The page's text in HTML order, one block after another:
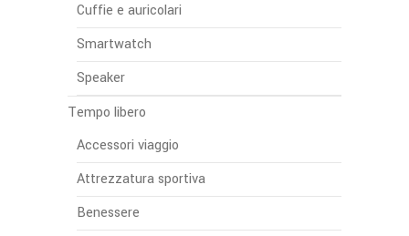
Cuffie e auricolari
Smartwatch
Speaker
Tempo libero
Accessori viaggio
Attrezzatura sportiva
Benessere